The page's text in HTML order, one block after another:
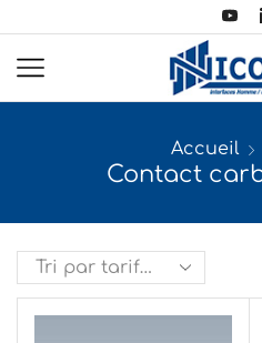
Accueil
Contact